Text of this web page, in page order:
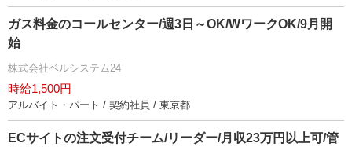
ガス料金のコールセンター/週3日～OK/WワークOK/9月開
始
株式会社ベルシステム24
時給1,500円
アルバイト・パート / 契約社員 / 東京都
ECサイトの注文受付チーム/リーダー/月収23万円以上可/管